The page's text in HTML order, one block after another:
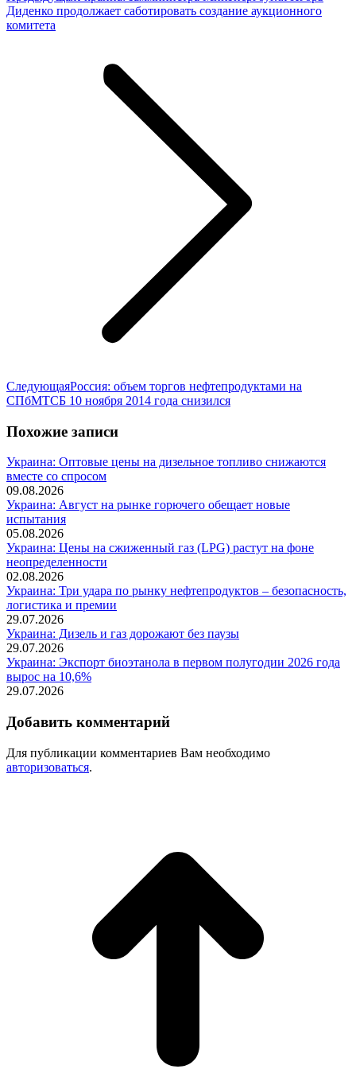
запись:
Диденко продолжает саботировать создание аукционного
комитета
СледующаяСледующая
запись:
Россия: объем торгов нефтепродуктами на
СПбМТСБ 10 ноября 2014 года снизился
Похожие записи
Украина: Оптовые цены на дизельное топливо снижаются
вместе со спросом
09.08.2026
Украина: Август на рынке горючего обещает новые
испытания
05.08.2026
Украина: Цены на сжиженный газ (LPG) растут на фоне
неопределенности
02.08.2026
Украина: Три удара по рынку нефтепродуктов – безопасность,
логистика и премии
29.07.2026
Украина: Дизель и газ дорожают без паузы
29.07.2026
Украина: Экспорт биоэтанола в первом полугодии 2026 года
вырос на 10,6%
29.07.2026
Добавить комментарий
Для публикации комментариев Вам необходимо
авторизоваться.